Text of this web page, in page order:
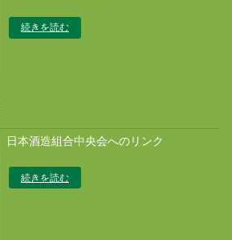
続きを読む
日本酒造組合中央会へのリンク
続きを読む